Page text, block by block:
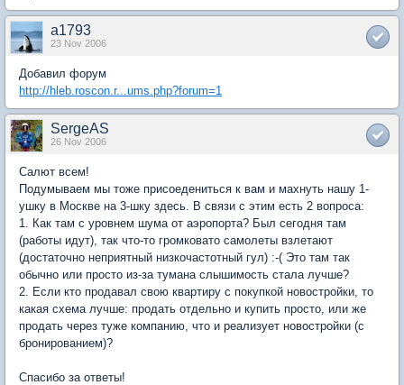
a1793
23 Nov 2006
Добавил форум
http://hleb.roscon.r...ums.php?forum=1
SergeAS
26 Nov 2006
Салют всем!
Подумываем мы тоже присоедениться к вам и махнуть нашу 1-
ушку в Москве на 3-шку здесь. В связи с этим есть 2 вопроса:
1. Как там с уровнем шума от аэропорта? Был сегодня там
(работы идут), так что-то громковато самолеты взлетают
(достаточно неприятный низкочастотный гул) :-( Это там так
обычно или просто из-за тумана слышимость стала лучше?
2. Если кто продавал свою квартиру с покупкой новостройки, то
какая схема лучше: продать отдельно и купить просто, или же
продать через туже компанию, что и реализует новостройки (с
бронированием)?
Спасибо за ответы!